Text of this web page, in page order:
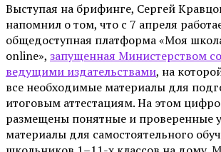
Выступая на брифинге, Сергей
напомнил о том, что с 7 апреля
общедоступная платформа «Моя
online», запущенная Министерством
ведущими издательствами, на
все необходимые материалы для
итоговым аттестациям. На этом
размещены понятные и проверенные
материалы для самостоятельного